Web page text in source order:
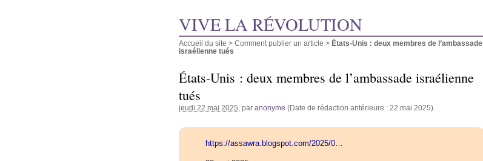
VIVE LA RÉVOLUTION
Accueil du site > Comment publier un article > États-Unis : deux membres de l’ambassade
israélienne tués
États-Unis : deux membres de l’ambassade israélienne
tués
jeudi 22 mai 2025 , par anonyme (Date de rédaction antérieure : 22 mai 2025).
https://assawra.blogspot.com/2025/0…